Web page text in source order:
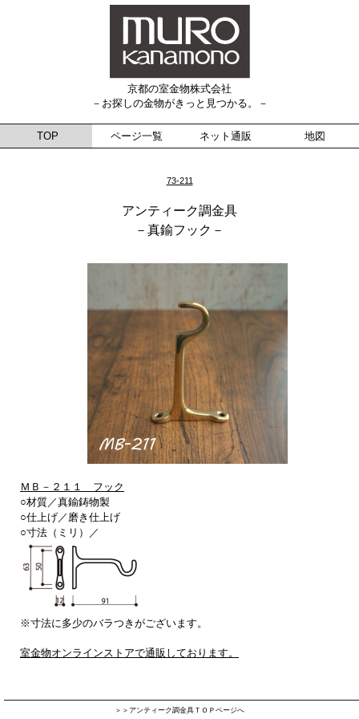
京都の室金物株式会社
－お探しの金物がきっと見つかる。－
TOP ページ一覧 ネット通販 地図
73-211
アンティーク調金具
－真鍮フック－
ＭＢ－２１１ フック
○材質／真鍮鋳物製
○仕上げ／ 磨き仕上げ
○寸法（ミリ）／
※寸法に多少のバラつきがございます。
室金物オンラインストアで通販しております。
＞＞アンティーク調金具ＴＯＰページへ